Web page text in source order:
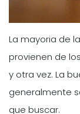
La mayoria de
provienen de
y otra vez. La
generalmente
que buscar.